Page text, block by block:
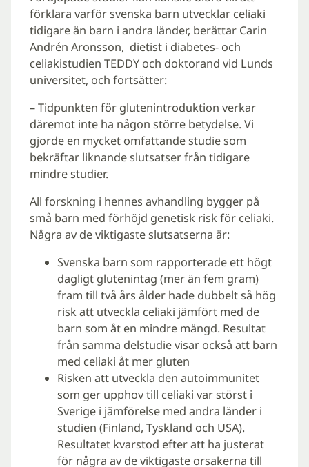
förklara varför svenska barn utvecklar celiaki
tidigare än barn i andra länder, berättar Carin
Andrén Aronsson, dietist i diabetes- och
celiakistudien TEDDY och doktorand vid Lunds
universitet, och fortsätter:
– Tidpunkten för glutenintroduktion verkar
däremot inte ha någon större betydelse. Vi
gjorde en mycket omfattande studie som
bekräftar liknande slutsatser från tidigare
mindre studier.
All forskning i hennes avhandling bygger på
små barn med förhöjd genetisk risk för celiaki.
Några av de viktigaste slutsatserna är:
Svenska barn som rapporterade ett högt
dagligt glutenintag (mer än fem gram)
fram till två års ålder hade dubbelt så hög
risk att utveckla celiaki jämfört med de
barn som åt en mindre mängd. Resultat
från samma delstudie visar också att barn
med celiaki åt mer gluten
Risken att utveckla den autoimmunitet
som ger upphov till celiaki var störst i
Sverige i jämförelse med andra länder i
studien (Finland, Tyskland och USA).
Resultatet kvarstod efter att ha justerat
för några av de viktigaste orsakerna till